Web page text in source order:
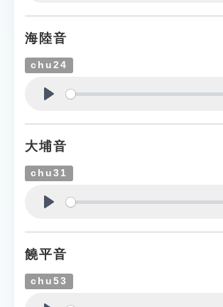
海陸音
chu24
大埔音
chu31
饒平音
chu53